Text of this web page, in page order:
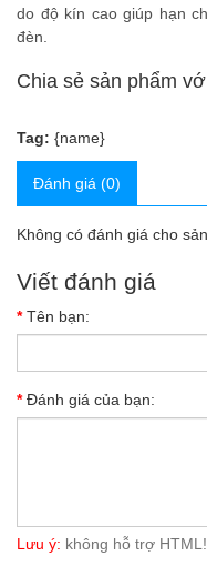
do độ kín cao giúp hạn
đèn.
Chia sẻ sản phẩm
Tag: {name}
Đánh giá (0)
Không có đánh giá cho
Viết đánh giá
Tên bạn:
Đánh giá của bạn:
Lưu ý: không hỗ trợ HTML!